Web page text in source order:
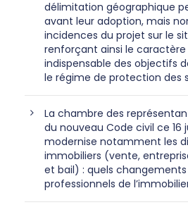
délimitation géographique
avant leur adoption, mais
incidences du projet sur le
renforçant ainsi le
indispensable des objectifs
le régime de protection des
La chambre des
du nouveau Code civil ce 16
modernise notamment les
immobiliers (vente,
et bail) : quels changements
professionnels de